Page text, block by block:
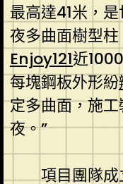
最高達41米，
夜多曲面樹型柱
Enjoy121近
每塊鋼板外形紛
定多曲面，施
夜。”
項目團隊